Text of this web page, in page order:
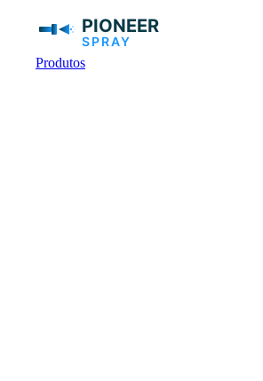
Produtos